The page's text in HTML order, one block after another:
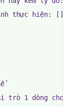
thực hiện: []
trò 1 dòng cho